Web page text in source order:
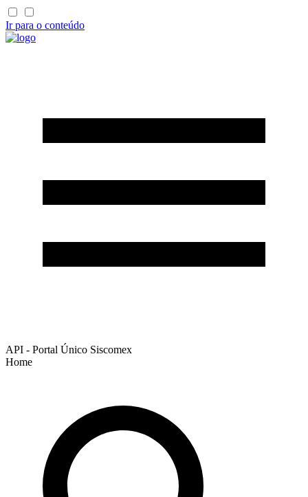
Ir para o conteúdo
API - Portal Único Siscomex
Home